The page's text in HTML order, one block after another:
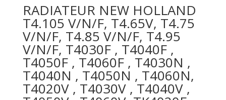
RADIATEUR NEW HOLLAND
T4.105 V/N/F, T4.65V, T4.75
V/N/F, T4.85 V/N/F, T4.95
V/N/F, T4030F , T4040F ,
T4050F , T4060F , T4030N ,
T4040N , T4050N , T4060N,
T4020V , T4030V , T4040V ,